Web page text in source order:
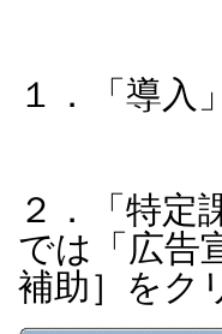
１．「導入
２．「特定
では「広告
補助］をク